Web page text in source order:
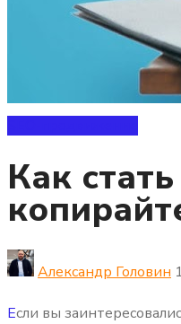
Как стать
Александр Головин
Если вы